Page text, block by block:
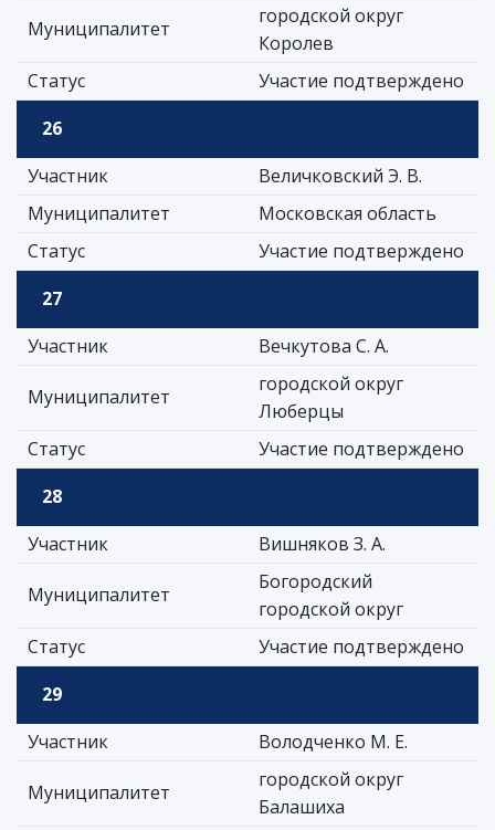
Муниципалитет
городской округ
Королев
Статус
Участие подтверждено
26
Участник
Величковский Э. В.
Муниципалитет
Московская область
Статус
Участие подтверждено
27
Участник
Вечкутова С. А.
Муниципалитет
городской округ
Люберцы
Статус
Участие подтверждено
28
Участник
Вишняков З. А.
Муниципалитет
Богородский
городской округ
Статус
Участие подтверждено
29
Участник
Володченко М. Е.
Муниципалитет
городской округ
Балашиха